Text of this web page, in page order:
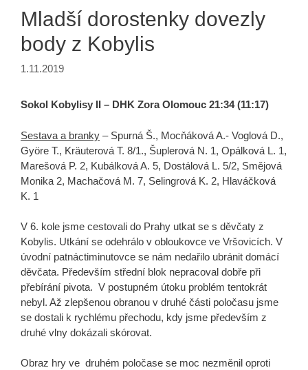
Mladší dorostenky dovezly
body z Kobylis
1.11.2019
Sokol Kobylisy II – DHK Zora Olomouc 21:34 (11:17)
Sestava a branky – Spurná Š., Mocňáková A.- Voglová D.,
Györe T., Kräuterová T. 8/1., Šuplerová N. 1, Opálková L. 1,
Marešová P. 2, Kubálková A. 5, Dostálová L. 5/2, Smějová
Monika 2, Machačová M. 7, Selingrová K. 2, Hlaváčková
K. 1
V 6. kole jsme cestovali do Prahy utkat se s děvčaty z
Kobylis. Utkání se odehrálo v obloukovce ve Vršovicích. V
úvodní patnáctiminutovce se nám nedařilo ubránit domácí
děvčata. Především střední blok nepracoval dobře při
přebírání pivota. V postupném útoku problém tentokrát
nebyl. Až zlepšenou obranou v druhé části poločasu jsme
se dostali k rychlému přechodu, kdy jsme především z
druhé vlny dokázali skórovat.
Obraz hry ve druhém poločase se moc nezměnil oproti